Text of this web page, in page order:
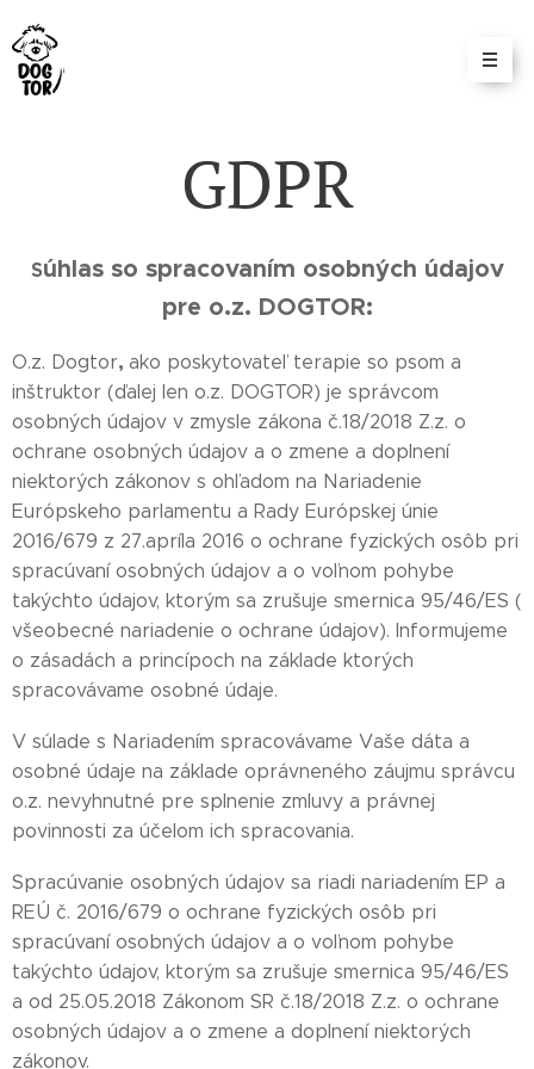
GDPR
Súhlas so spracovaním osobných údajov
pre o.z. DOGTOR:
O.z. Dogtor, ako poskytovateľ terapie so psom a
inštruktor (ďalej len o.z. DOGTOR) je správcom
osobných údajov v zmysle zákona č.18/2018 Z.z. o
ochrane osobných údajov a o zmene a doplnení
niektorých zákonov s ohľadom na Nariadenie
Európskeho parlamentu a Rady Európskej únie
2016/679 z 27.apríla 2016 o ochrane fyzických osôb pri
spracúvaní osobných údajov a o voľnom pohybe
takýchto údajov, ktorým sa zrušuje smernica 95/46/ES (
všeobecné nariadenie o ochrane údajov). Informujeme
o zásadách a princípoch na základe ktorých
spracovávame osobné údaje.
V súlade s Nariadením spracovávame Vaše dáta a
osobné údaje na základe oprávneného záujmu správcu
o.z. nevyhnutné pre splnenie zmluvy a právnej
povinnosti za účelom ich spracovania.
Spracúvanie osobných údajov sa riadi nariadením EP a
REÚ č. 2016/679 o ochrane fyzických osôb pri
spracúvaní osobných údajov a o voľnom pohybe
takýchto údajov, ktorým sa zrušuje smernica 95/46/ES
a od 25.05.2018 Zákonom SR č.18/2018 Z.z. o ochrane
osobných údajov a o zmene a doplnení niektorých
zákonov.